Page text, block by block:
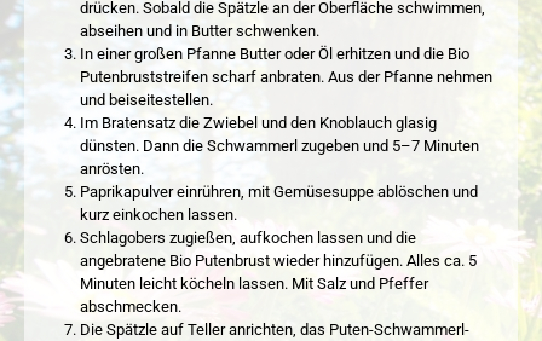
drücken. Sobald die Spätzle an der Oberfläche schwimmen,
abseihen und in Butter schwenken.
In einer großen Pfanne Butter oder Öl erhitzen und die Bio
Putenbruststreifen scharf anbraten. Aus der Pfanne nehmen
und beiseitestellen.
Im Bratensatz die Zwiebel und den Knoblauch glasig
dünsten. Dann die Schwammerl zugeben und 5–7 Minuten
anrösten.
Paprikapulver einrühren, mit Gemüsesuppe ablöschen und
kurz einkochen lassen.
Schlagobers zugießen, aufkochen lassen und die
angebratene Bio Putenbrust wieder hinzufügen. Alles ca. 5
Minuten leicht köcheln lassen. Mit Salz und Pfeffer
abschmecken.
Die Spätzle auf Teller anrichten, das Puten-Schwammerl-